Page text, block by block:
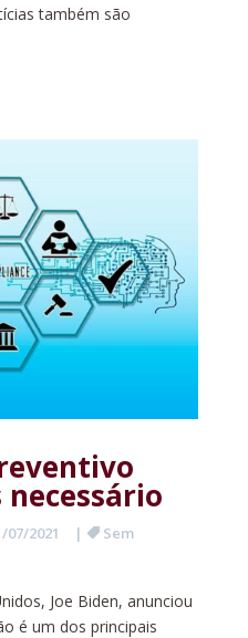
também são
necessário
07/2021 |
Sem
Joe Biden, anunciou
é um dos principais